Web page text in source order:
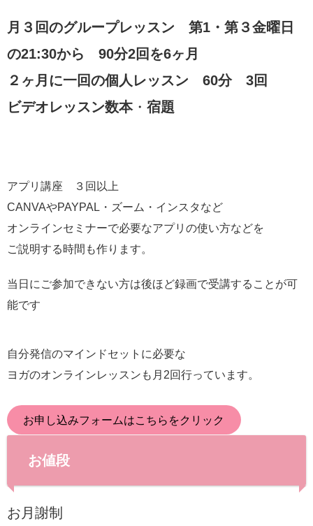
月３回のグループレッスン 第1・第３金曜日
の21:30から 90分2回を6ヶ月
２ヶ月に一回の個人レッスン 60分 3回
ビデオレッスン数本・ 宿題
アプリ講座 ３回以上
CANVAやPAYPAL・ズーム・インスタなど
オンラインセミナーで必要なアプリの使い方などを
ご説明する時間も作ります。
当日にご参加できない方は後ほど録画で受講することが可
能です
自分発信のマインドセットに必要な
ヨガのオンラインレッスンも月2回行っています。
お申し込みフォームはこちらをクリック
お値段
お月謝制